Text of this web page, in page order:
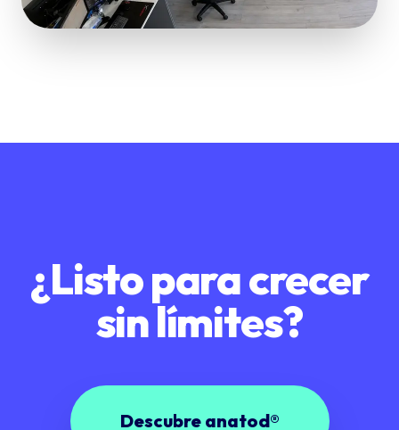
¿Listo para crecer
sin límites?
Descubre anatod®